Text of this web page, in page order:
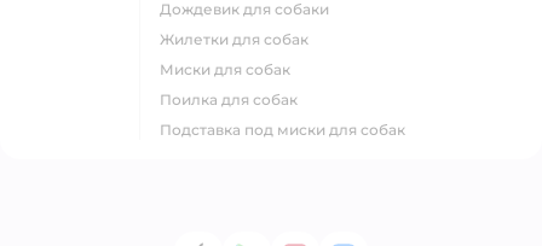
дождевик для собаки
жилетки для собак
миски для собак
поилка для собак
подставка под миски для собак